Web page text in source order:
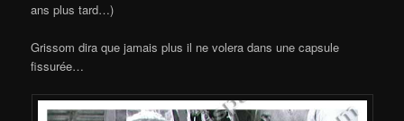
ans plus tard…)
Grissom dira que jamais plus il ne volera dans une capsule
fissurée…